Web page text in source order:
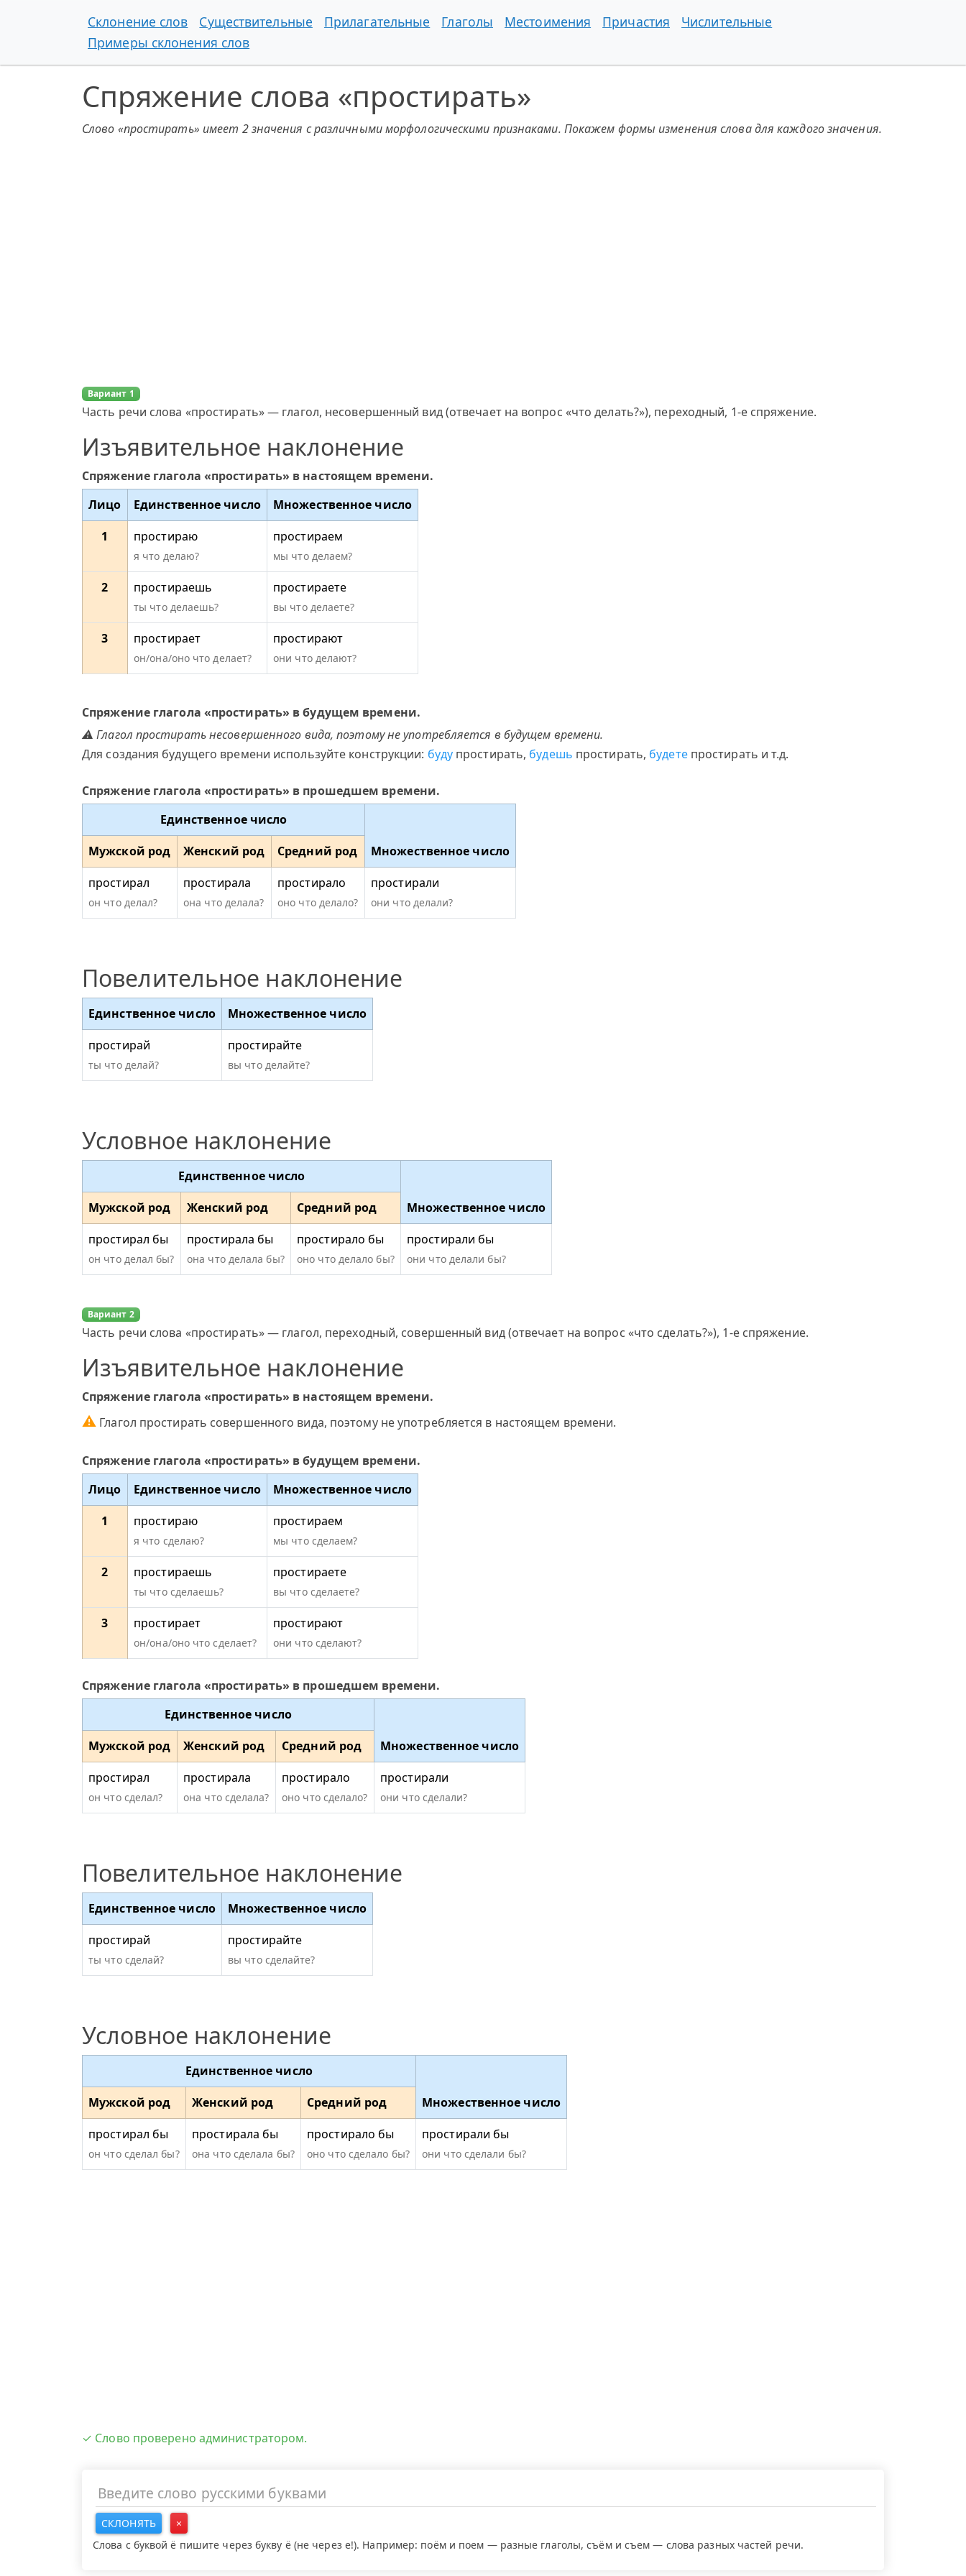
Склонение слов Существительные Прилагательные Глаголы Местоимения Причастия
Числительные
Примеры склонения слов
Спряжение слова «простирать»
Слово «простирать» имеет 2 значения с различными морфологическими признаками. Покажем формы изменения слова для каждого значения.
Вариант 1
Часть речи слова «простирать» — глагол, несовершенный вид (отвечает на вопрос «что делать?»), переходный, 1-е спряжение.
Изъявительное наклонение
Спряжение глагола «простирать» в настоящем времени.
Лицо
Единственное число
Множественное число
1
простираю
я что делаю?
простираем
мы что делаем?
2 простираешь
ты что делаешь?
простираете
вы что делаете?
3 простирает
он/она/оно что делает?
простирают
они что делают?
Спряжение глагола «простирать» в будущем времени.
⚠ Глагол простирать несовершенного вида, поэтому не употребляется в будущем времени.
Для создания будущего времени используйте конструкции: будупростирать, будешь простирать, будетепростирать и т.д.
Спряжение глагола «простирать» в прошедшем времени.
Единственное число
Множественное число
Мужской род Женский род
Средний род
простирал
он что делал?
простирала
она что делала?
простирало
оно что делало?
простирали
они что делали?
Повелительное наклонение
Единственное число
Множественное число
простирай
ты что делай?
простирайте
вы что делайте?
Условное наклонение
Единственное число
Множественное число
Мужской род Женский род
Средний род
простирал бы
он что делал бы?
простирала бы
она что делала бы?
простирало бы
оно что делало бы?
простирали бы
они что делали бы?
Вариант 2
Часть речи слова «простирать» — глагол, переходный, совершенный вид (отвечает на вопрос «что сделать?»), 1-е спряжение.
Изъявительное наклонение
Спряжение глагола «простирать» в настоящем времени.
⚠ Глагол простирать совершенного вида, поэтому не употребляется в настоящем времени.
Спряжение глагола «простирать» в будущем времени.
Лицо
Единственное число
Множественное число
1
простираю
я что сделаю?
простираем
мы что сделаем?
2 простираешь
ты что сделаешь?
простираете
вы что сделаете?
3 простирает
он/она/оно что сделает?
простирают
они что сделают?
Спряжение глагола «простирать» в прошедшем времени.
Единственное число
Множественное число
Мужской род Женский род
Средний род
простирал
он что сделал?
простирала
она что сделала?
простирало
оно что сделало?
простирали
они что сделали?
Повелительное наклонение
Единственное число
Множественное число
простирай
ты что сделай?
простирайте
вы что сделайте?
Условное наклонение
Единственное число
Множественное число
Мужской род Женский род
Средний род
простирал бы
он что сделал бы?
простирала бы
она что сделала бы?
простирало бы
оно что сделало бы?
простирали бы
они что сделали бы?
✓ Слово проверено администратором.
СКЛОНЯТЬ
×
Слова с буквой ё пишите через букву ё (не через е!). Например: поём и поем — разные глаголы, съём и съем — слова разных частей речи.